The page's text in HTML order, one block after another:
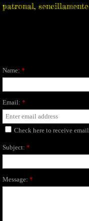
patronal,
Name: *
Email: *
Check here to receive
Subject: *
Message: *